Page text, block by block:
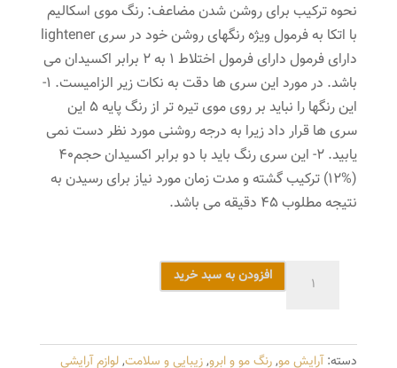
نحوه ترکیب برای روشن شدن مضاعف: رنگ موی اسکالیم
با اتکا به فرمول ویژه رنگهای روشن خود در سری lightener
دارای فرمول دارای فرمول اختلاط 1 به 2 برابر اکسیدان می
باشد. در مورد این سری ها دقت به نکات زیر الزامیست. 1-
این رنگها را نباید بر روی موی تیره تر از رنگ پایه 5 این
سری ها قرار داد زیرا به درجه روشنی مورد نظر دست نمی
یابید. 2- این سری رنگ باید با دو برابر اکسیدان حجم40
(%12) ترکیب گشته و مدت زمان مورد نیاز برای رسیدن به
نتیجه مطلوب 45 دقیقه می باشد.
شماره
افزودن به سبد خرید
دسته:آرایش مو,رنگ مو و ابرو,زیبایی و سلامت,لوازم آرایشی